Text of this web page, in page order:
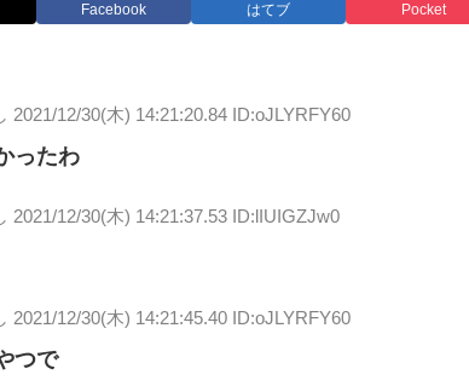
Facebook はてブ Pocket
2021/12/30(木) 14:21:20.84 ID:oJLYRFY60
ったわ
2021/12/30(木) 14:21:37.53 ID:lIUIGZJw0
2021/12/30(木) 14:21:45.40 ID:oJLYRFY60
つで